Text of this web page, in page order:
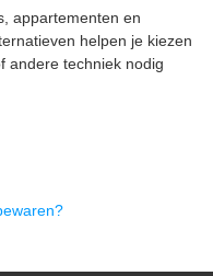
appartementen en
helpen je kiezen
andere techniek nodig